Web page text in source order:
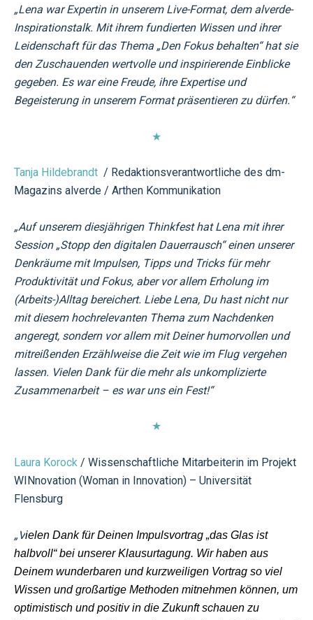
„Lena war Expertin in unserem Live-Format, dem alverde-
Inspirationstalk. Mit ihrem fundierten Wissen und ihrer
Leidenschaft für das Thema „Den Fokus behalten“ hat sie
den Zuschauenden wertvolle und inspirierende Einblicke
gegeben. Es war eine Freude, ihre Expertise und
Begeisterung in unserem Format präsentieren zu dürfen. “
★
Tanja Hildebrandt / Redaktionsverantwortliche des dm-
Magazins alverde / Arthen Kommunikation
„Auf unserem diesjährigen Thinkfest hat Lena mit ihrer
Session „Stopp den digitalen Dauerrausch“ einen unserer
Denkräume mit Impulsen, Tipps und Tricks für mehr
Produktivität und Fokus, aber vor allem Erholung im
(Arbeits-)Alltag bereichert. Liebe Lena, Du hast nicht nur
mit diesem hochrelevanten Thema zum Nachdenken
angeregt, sondern vor allem mit Deiner humorvollen und
mitreißenden Erzählweise die Zeit wie im Flug vergehen
lassen. Vielen Dank für die mehr als unkomplizierte
Zusammenarbeit – es war uns ein Fest!“
★
Laura Korock / Wissenschaftliche Mitarbeiterin im Projekt
WINnovation (Woman in Innovation) – Universität
Flensburg
„Vielen Dank für Deinen Impulsvortrag „das Glas ist
halbvoll“ bei unserer Klausurtagung. Wir haben aus
Deinem wunderbaren und kurzweiligen Vortrag so viel
Wissen und großartige Methoden mitnehmen können, um
optimistisch und positiv in die Zukunft schauen zu